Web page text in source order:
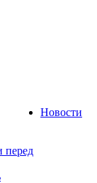
перед
Новости